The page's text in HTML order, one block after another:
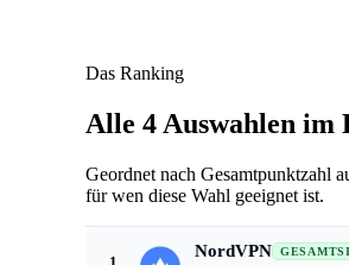
Das Ranking
Alle 4 Auswahlen im
Geordnet nach Gesamtpunktzahl
für wen diese Wahl geeignet ist.
NordVPN